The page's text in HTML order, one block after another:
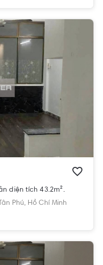
diện tích 43.2m².
Tân Phú, Hồ Chí Minh